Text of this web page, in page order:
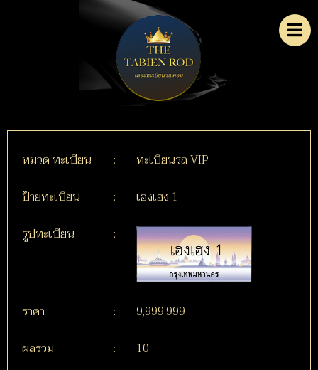
หมวด ทะเบียน :
ทะเบียนรถ VIP
ป้ายทะเบียน
:
เฮงเฮง 1
รูปทะเบียน
:
ราคา :
9,999,999
ผลรวม
: 10